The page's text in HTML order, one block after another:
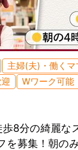
主婦(夫)・働くマ
Wワーク可能
8分の綺麗な
を募集！朝の